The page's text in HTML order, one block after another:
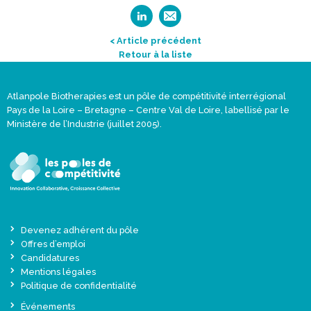
< Article précédent
Retour à la liste
Atlanpole Biotherapies est un pôle de compétitivité interrégional
Pays de la Loire – Bretagne – Centre Val de Loire, labellisé par le
Ministère de l’Industrie (juillet 2005).
Devenez adhérent du pôle
Offres d’emploi
Candidatures
Mentions légales
Politique de confidentialité
Événements